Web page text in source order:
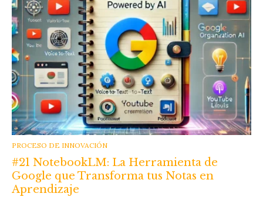
CATEGORIES
PROCESO DE INNOVACIÓN
#21 NotebookLM: La Herramienta de
Google que Transforma tus Notas en
Aprendizaje